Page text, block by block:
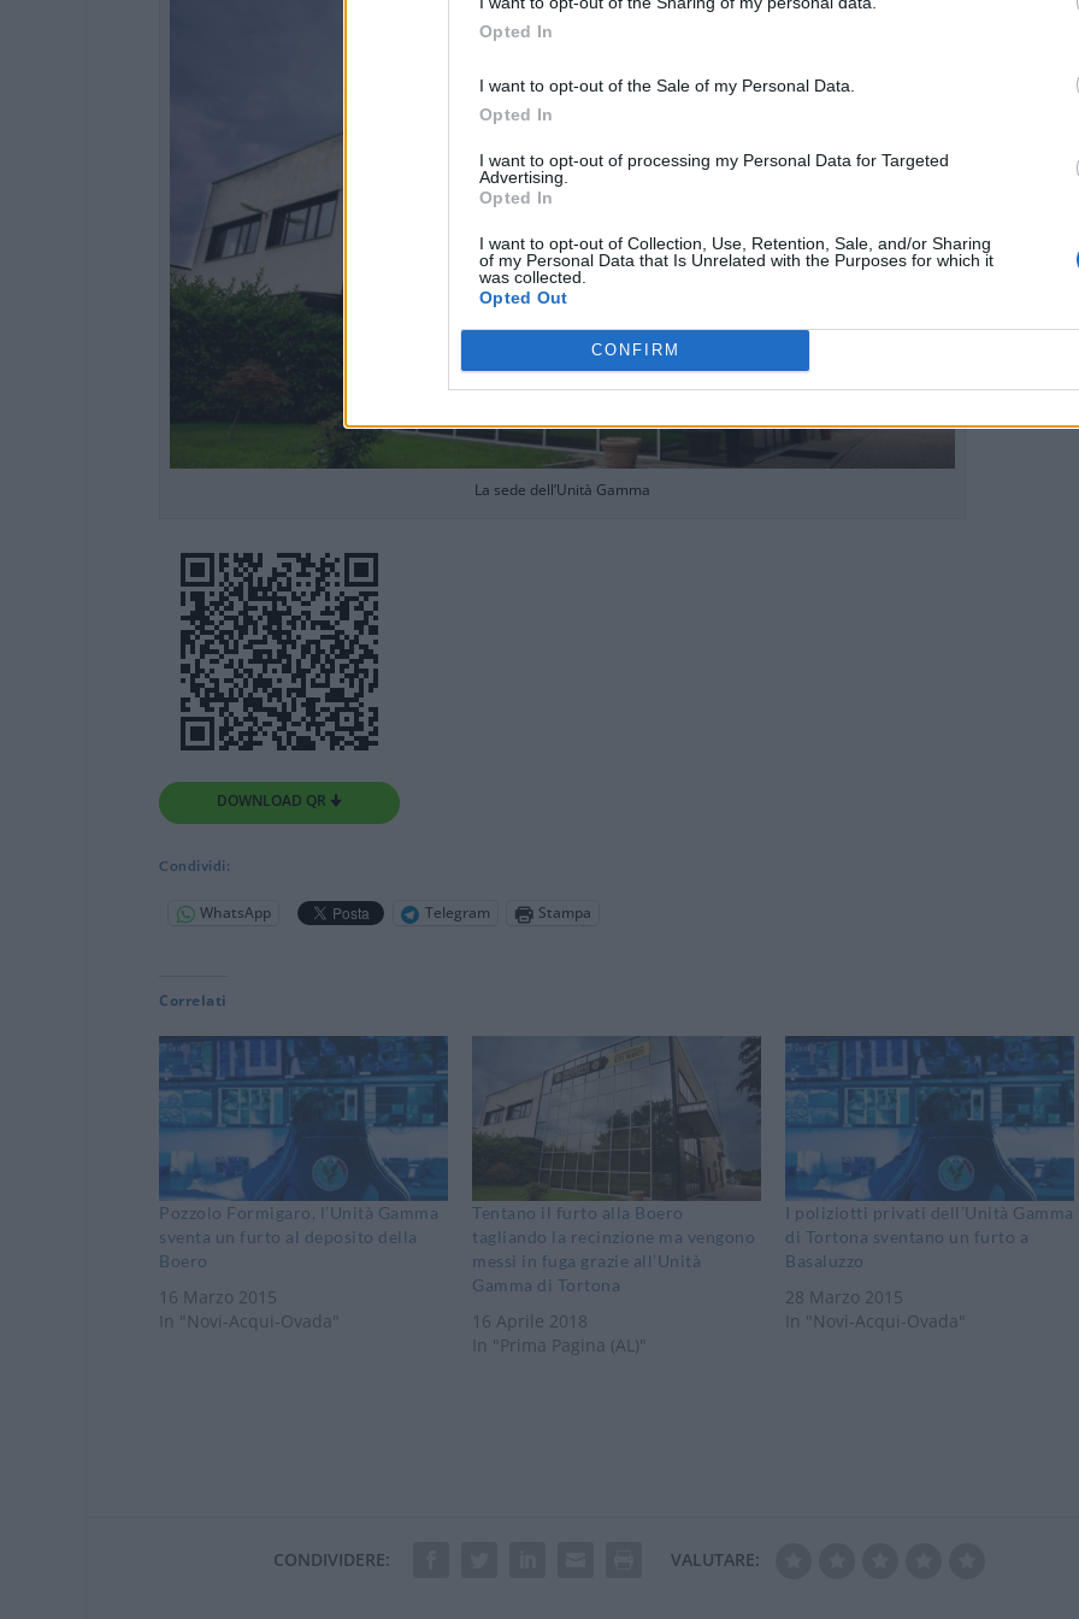
Opted In
I want to opt-out of the Sale of my Personal Data.
Opted In
I want to opt-out of processing my Personal Data for Targeted
Advertising.
Opted In
I want to opt-out of Collection, Use, Retention, Sale, and/or Sharing
of my Personal Data that Is Unrelated with the Purposes for which it
was collected.
Opted Out
CONFIRM
La sede dell’Unità Gamma
DOWNLOAD QR 🠋
Condividi:
WhatsApp Telegram Stampa
Correlati
Pozzolo Formigaro, l’Unità Gamma
sventa un furto al deposito della
Boero
16 Marzo 2015
In "Novi-Acqui-Ovada"
Tentano il furto alla Boero
tagliando la recinzione ma vengono
messi in fuga grazie all’Unità
Gamma di Tortona
16 Aprile 2018
In "Prima Pagina (AL)"
I poliziotti privati dell’Unità Gamma
di Tortona sventano un furto a
Basaluzzo
28 Marzo 2015
In "Novi-Acqui-Ovada"
CONDIVIDERE: VALUTARE: